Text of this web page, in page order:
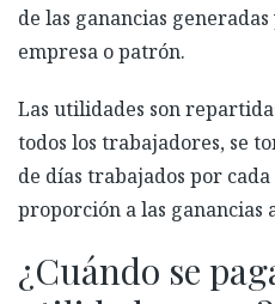
de las ganancias
empresa o patrón.
Las utilidades son
todos los trabajadores, se
de días trabajados por
proporción a las ganancias
¿Cuándo se